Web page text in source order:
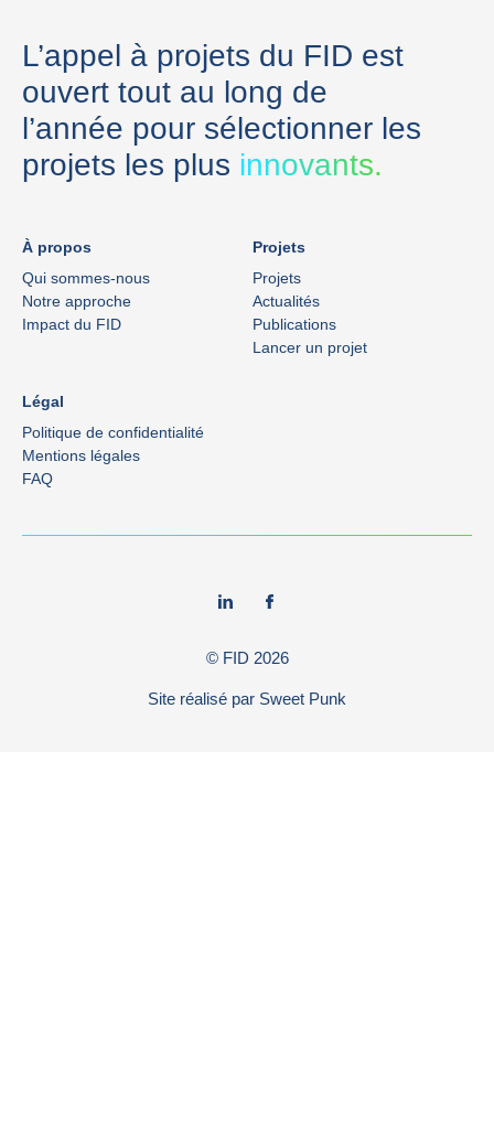
L’appel à projets du FID est
ouvert tout au long de
l’année pour sélectionner les
projets les plus innovants.
À propos
Qui sommes-nous
Notre approche
Impact du FID
Projets
Projets
Actualités
Publications
Lancer un projet
Légal
Politique de confidentialité
Mentions légales
FAQ
© FID 2026
Site réalisé par Sweet Punk